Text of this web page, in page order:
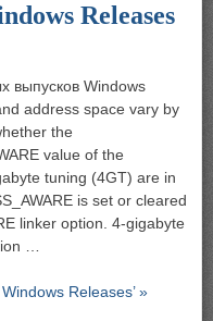
Releases
выпусков Windows
address space vary by
the
value of the
tuning (4GT) are in
is set or cleared
linker option. 4-gigabyte
…
Releases’ »